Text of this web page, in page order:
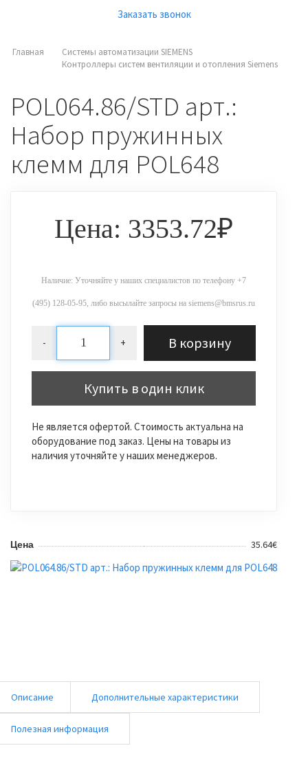
Заказать звонок
Главная
Системы автоматизации SIEMENS
Контроллеры систем вентиляции и отопления Siemens
POL064.86/STD арт.:
Набор пружинных
клемм для POL648
Цена: 3353.72₽
Наличие: Уточняйте у наших специалистов по телефону +7
(495) 128-05-95, либо высылайте запросы на siemens@bmsrus.ru
- + В корзину
Купить в один клик
Не является офертой. Стоимость актуальна на
оборудование под заказ. Цены на товары из
наличия уточняйте у наших менеджеров.
Цена 35.64€
Описание Дополнительные характеристики
Полезная информация